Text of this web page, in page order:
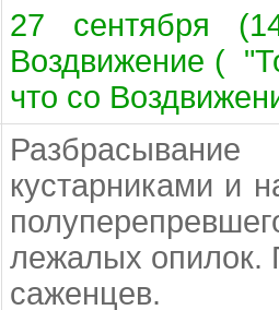
27 сентября
Воздвижение (
что со
кустарниками и
лежалых опилок.
саженцев.